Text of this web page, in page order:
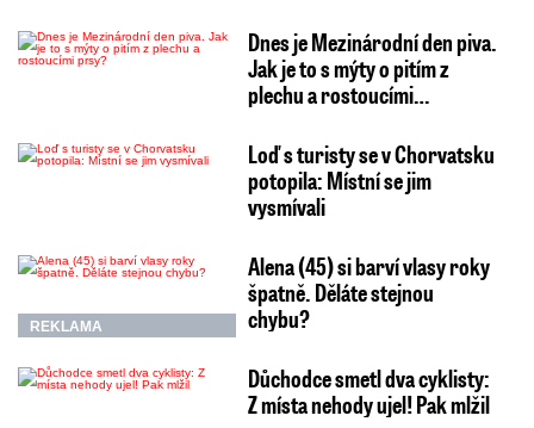
Dnes je Mezinárodní den piva.
Jak je to s mýty o pitím z
plechu a rostoucími…
Loď s turisty se v Chorvatsku
potopila: Místní se jim
vysmívali
REKLAMA
Alena (45) si barví vlasy roky
špatně. Děláte stejnou
chybu?
Důchodce smetl dva cyklisty:
Z místa nehody ujel! Pak mlžil